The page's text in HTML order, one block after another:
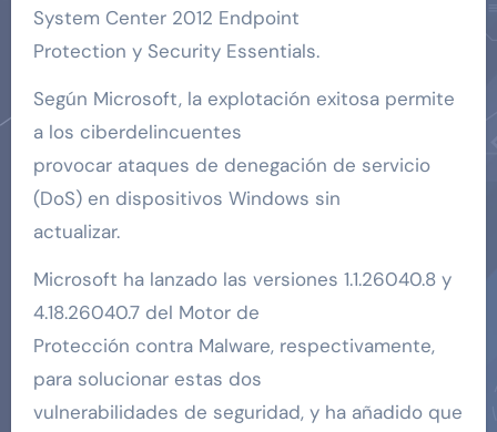
System Center 2012 Endpoint
Protection y Security Essentials.
Según Microsoft, la explotación exitosa permite
a los ciberdelincuentes
provocar ataques de denegación de servicio
(DoS) en dispositivos Windows sin
actualizar.
Microsoft ha lanzado las versiones 1.1.26040.8 y
4.18.26040.7 del Motor de
Protección contra Malware, respectivamente,
para solucionar estas dos
vulnerabilidades de seguridad, y ha añadido que